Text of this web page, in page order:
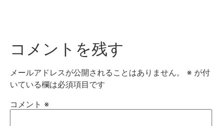
コメントを残す
メールアドレスが公開されることはありません。 ※ が付
いている欄は必須項目です
コメント ※